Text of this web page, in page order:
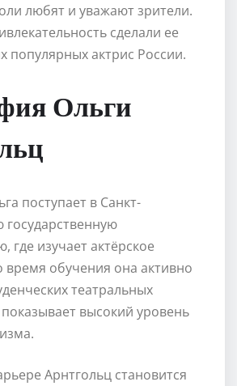
любят и уважают зрители.
сделали ее
популярных актрис России.
Ольги
поступает в Санкт-
государственную
где изучает актёрское
время обучения она активно
театральных
высокий уровень
Арнтгольц становится